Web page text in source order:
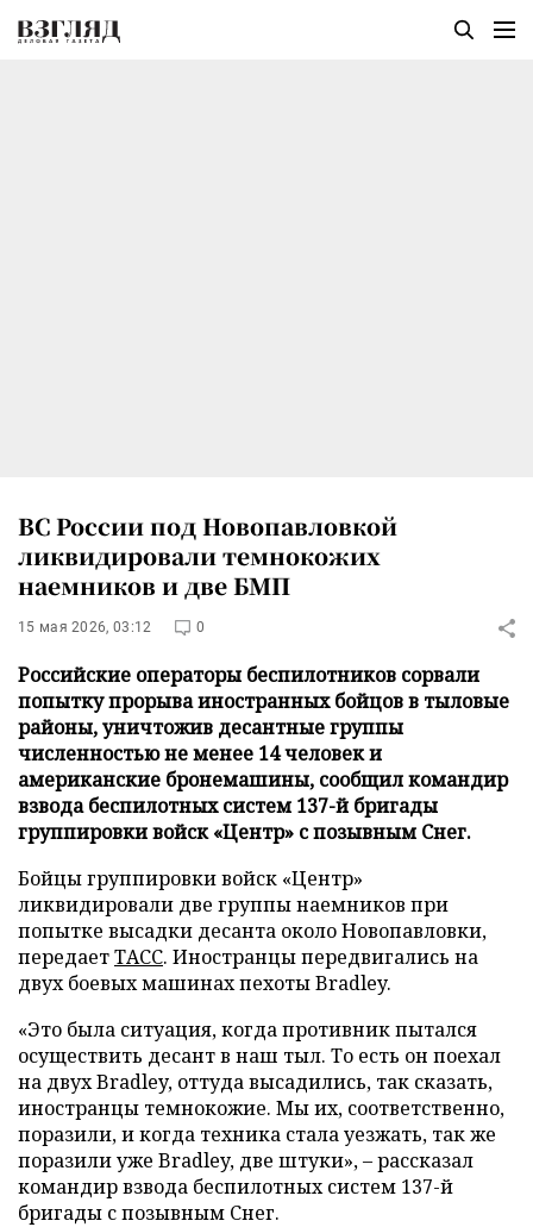
ВС России под Новопавловкой
ликвидировали темнокожих
наемников и две БМП
15 мая 2026, 03:12 0
Российские операторы беспилотников сорвали
попытку прорыва иностранных бойцов в тыловые
районы, уничтожив десантные группы
численностью не менее 14 человек и
американские бронемашины, сообщил командир
взвода беспилотных систем 137-й бригады
группировки войск «Центр» с позывным Снег.
Бойцы группировки войск «Центр»
ликвидировали две группы наемников при
попытке высадки десанта около Новопавловки,
передаетТАСС. Иностранцы передвигались на
двух боевых машинах пехоты Bradley.
«Это была ситуация, когда противник пытался
осуществить десант в наш тыл. То есть он поехал
на двух Bradley, оттуда высадились, так сказать,
иностранцы темнокожие. Мы их, соответственно,
поразили, и когда техника стала уезжать, так же
поразили уже Bradley, две штуки», – рассказал
командир взвода беспилотных систем 137-й
бригады с позывным Снег.